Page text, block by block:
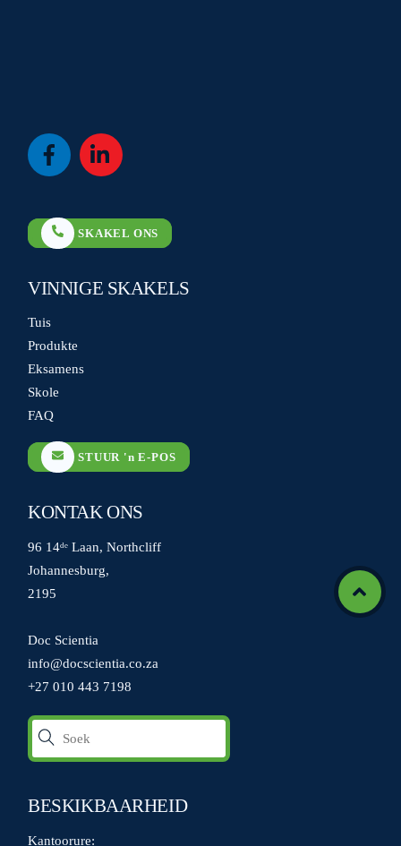
Icon
Icon
Icon
label
SKAKEL ONS
VINNIGE SKAKELS
Tuis
Produkte
Eksamens
Skole
FAQ
STUUR 'n E-POS
KONTAK ONS
96 14ᵈᵉ Laan, Northcliff
Johannesburg,
2195
Doc Scientia
info@docscientia.co.za
+27 010 443 7198
BESKIKBAARHEID
Kantoorure: